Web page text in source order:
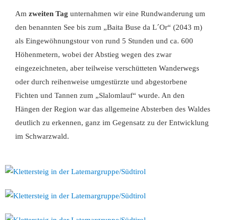
Am zweiten Tag unternahmen wir eine Rundwanderung um
den benannten See bis zum „Baita Buse da L´Or“ (2043 m)
als Eingewöhnungstour von rund 5 Stunden und ca. 600
Höhenmetern, wobei der Abstieg wegen des zwar
eingezeichneten, aber teilweise verschütteten Wanderwegs
oder durch reihenweise umgestürzte und abgestorbene
Fichten und Tannen zum „Slalomlauf“ wurde. An den
Hängen der Region war das allgemeine Absterben des Waldes
deutlich zu erkennen, ganz im Gegensatz zu der Entwicklung
im Schwarzwald.